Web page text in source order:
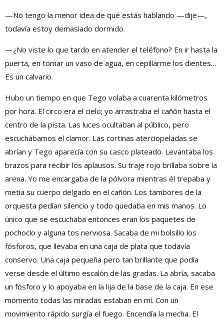
—No tengo la menor idea de qué estás hablando —dije—,
todavía estoy demasiado dormido.
—¿No viste lo que tardo en atender el teléfono? En ir hasta la
puerta, en tomar un vaso de agua, en cepillarme los dientes…
Es un calvario.
Hubo un tiempo en que Tego volaba a cuarenta kilómetros
por hora. El circo era el cielo; yo arrastraba el cañón hasta el
centro de la pista. Las luces ocultaban al público, pero
escuchábamos el clamor. Las cortinas aterciopeladas se
abrían y Tego aparecía con su casco plateado. Levantaba los
brazos para recibir los aplausos. Su traje rojo brillaba sobre la
arena. Yo me encargaba de la pólvora mientras él trepaba y
metía su cuerpo delgado en el cañón. Los tambores de la
orquesta pedían silencio y todo quedaba en mis manos. Lo
único que se escuchaba entonces eran los paquetes de
pochoclo y alguna tos nerviosa. Sacaba de mi bolsillo los
fósforos, que llevaba en una caja de plata que todavía
conservo. Una caja pequeña pero tan brillante que podía
verse desde el último escalón de las gradas. La abría, sacaba
un fósforo y lo apoyaba en la lija de la base de la caja. En ese
momento todas las miradas estaban en mí. Con un
movimiento rápido surgía el fuego. Encendía la mecha. El